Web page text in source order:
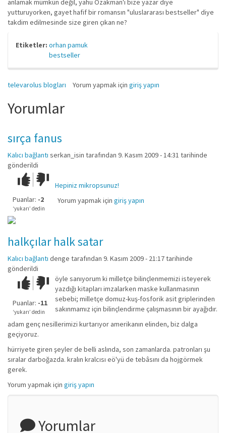
anlamak mümkün değil, yahu Özakman'ı bize yazar diye
yutturuyorken, gayet hafif bir romansın "uluslararası bestseller" diye
takdim edilmesinde size giren çıkan ne?
Etiketler: orhan pamuk
bestseller
televarolus blogları Yorum yapmak için giriş yapın
Yorumlar
sırça fanus
Kalıcı bağlantı serkan_isin tarafından 9. Kasım 2009 - 14:31 tarihinde
gönderildi
Çok iyi!O
kadar
iyi
değil!
Puanlar: -2
‘yukarı’ dedin
Hepiniz mikropsunuz!
Yorum yapmak için giriş yapın
halkçılar halk satar
Kalıcı bağlantı denge tarafından 9. Kasım 2009 - 21:17 tarihinde
gönderildi
Çok iyi!O
kadar
iyi
değil!
Puanlar: -11
‘yukarı’ dedin
öyle sanıyorum ki milletçe bilinçlenmemizi isteyerek
yazdığı kitapları imzalarken maske kullanmasının
sebebi; milletçe domuz-kuş-fosforik asit griplerinden
sakınmamız için bilinçlendirme çalışmasının bir ayağıdır.
adam genç nesillerimizi kurtarıyor amerikanın elinden, biz dalga
geçiyoruz.
hürriyete giren şeyler de belli aslında, son zamanlarda. patronları şu
sıralar darboğazda. kralın kralcısı eö'yü de tebâsını da hojgörmek
gerek.
Yorum yapmak için giriş yapın
Yorumlar